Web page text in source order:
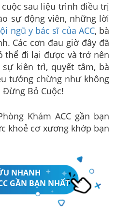
sau liệu trình điều trị
sự động viên, những lời
ngũ y bác sĩ của ACC, bà
Các cơn đau giờ đây đã
thể đi lại được và trở nên
kiên trì, quyết tâm, bà
tưởng chừng như không
Bỏ Cuộc!
Khám ACC gần bạn
khoẻ cơ xương khớp bạn
NHANH
GẦN BẠN NHẤT